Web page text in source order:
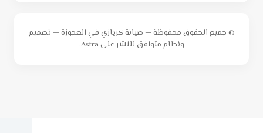
© جميع الحقوق محفوظة — صيانة كريازي في العجوزة — تصميم
ونظام متوافق للنشر على Astra.